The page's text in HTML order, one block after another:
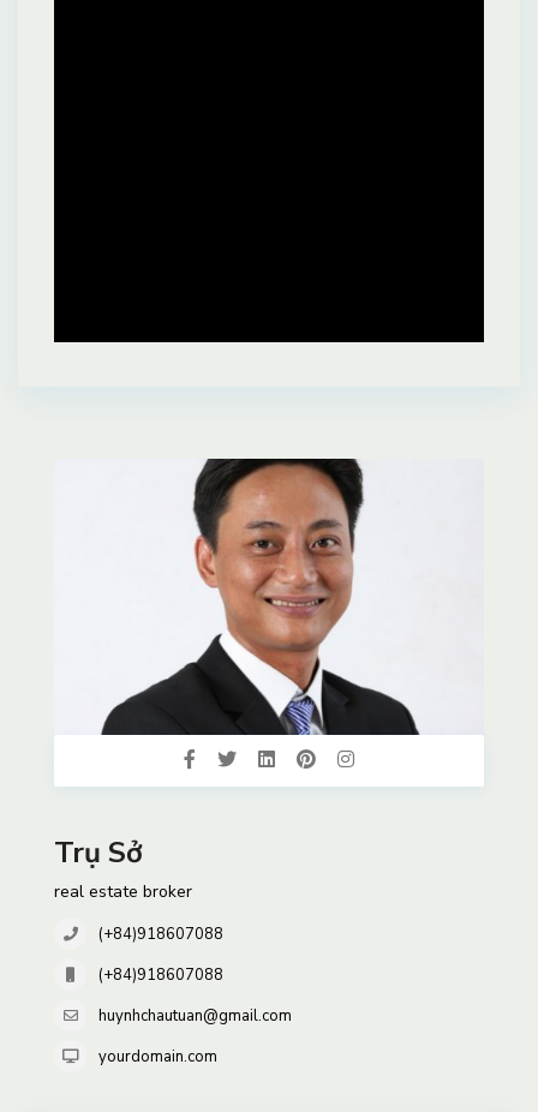
Trụ Sở
real estate broker
(+84)918607088
(+84)918607088
huynhchautuan@gmail.com
yourdomain.com